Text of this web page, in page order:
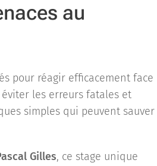
au
pour réagir efficacement face
les erreurs fatales et
simples qui peuvent sauver
Gilles, ce stage unique